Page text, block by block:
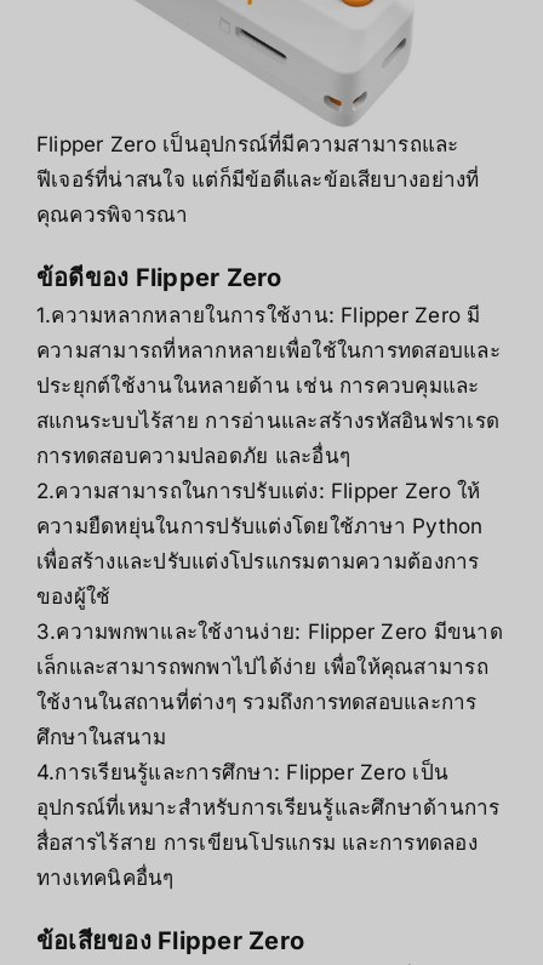
Flipper Zero เป็นอุปกรณ์ที่มีความสามารถและ
ฟีเจอร์ที่น่าสนใจ แต่ก็มีข้อดีและข้อเสียบางอย่างที่
คุณควรพิจารณา
ข้อดีของ Flipper Zero
1.ความหลากหลายในการใช้งาน: Flipper Zero มี
ความสามารถที่หลากหลายเพื่อใช้ในการทดสอบและ
ประยุกต์ใช้งานในหลายด้าน เช่น การควบคุมและ
สแกนระบบไร้สาย การอ่านและสร้างรหัสอินฟราเรด
การทดสอบความปลอดภัย และอื่นๆ
2.ความสามารถในการปรับแต่ง: Flipper Zero ให้
ความยืดหยุ่นในการปรับแต่งโดยใช้ภาษา Python
เพื่อสร้างและปรับแต่งโปรแกรมตามความต้องการ
ของผู้ใช้
3.ความพกพาและใช้งานง่าย: Flipper Zero มีขนาด
เล็กและสามารถพกพาไปได้ง่าย เพื่อให้คุณสามารถ
ใช้งานในสถานที่ต่างๆ รวมถึงการทดสอบและการ
ศึกษาในสนาม
4.การเรียนรู้และการศึกษา: Flipper Zero เป็น
อุปกรณ์ที่เหมาะสำหรับการเรียนรู้และศึกษาด้านการ
สื่อสารไร้สาย การเขียนโปรแกรม และการทดลอง
ทางเทคนิคอื่นๆ
ข้อเสียของ Flipper Zero